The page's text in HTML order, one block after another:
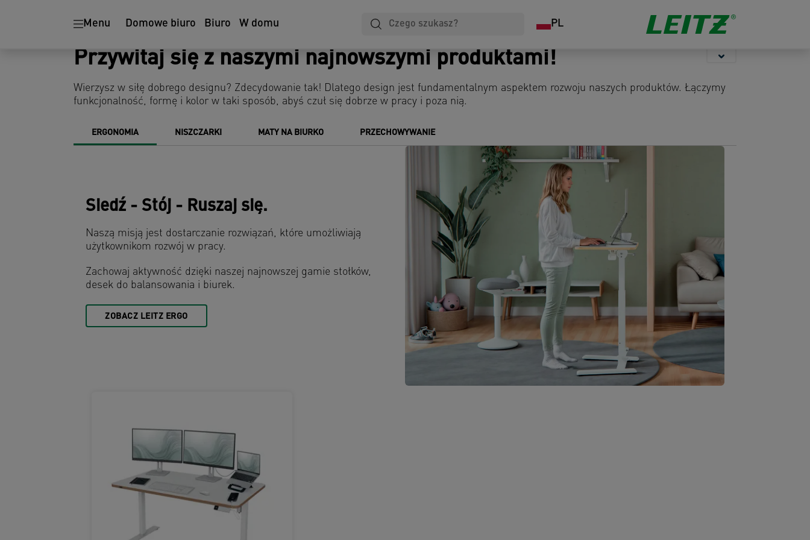
Menu Domowe biuro Biuro W domu PL
Zszywacze i
dziurkacze
Przywitaj się z naszymi najnowszymi produktami!
Wierzysz w siłę dobrego designu? Zdecydowanie tak! Dlatego design jest fundamentalnym aspektem rozwoju naszych produktów. Łączymy
funkcjonalność, formę i kolor w taki sposób, abyś czuł się dobrze w pracy i poza nią.
ERGONOMIA NISZCZARKI MATY NA BIURKO PRZECHOWYWANIE
Siedź - Stój - Ruszaj się.
Naszą misją jest dostarczanie rozwiązań, które umożliwiają
użytkownikom rozwój w pracy.
Zachowaj aktywność dzięki naszej najnowszej gamie stołków,
desek do balansowania i biurek.
ZOBACZ LEITZ ERGO